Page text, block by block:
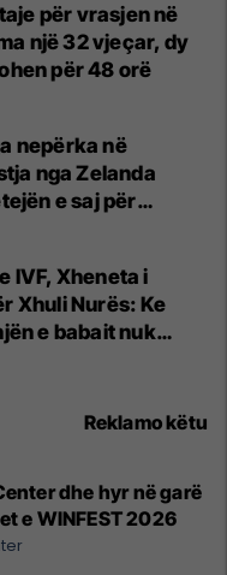
për vrasjen në
një 32 vjeçar, dy
për 48 orë
nepërka në
nga Zelanda
e saj për
IVF, Xheneta i
Xhuli Nurës: Ke
e babait nuk
kurrë
Reklamo këtu
dhe hyr në garë
e WINFEST 2026